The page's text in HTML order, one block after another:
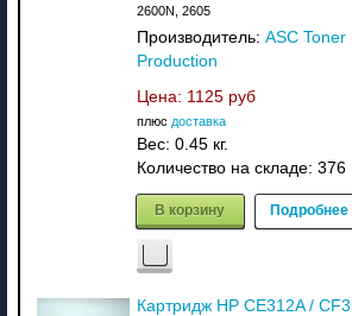
2600N, 2605
Производитель: ASC Toner
Production
Цена: 1125 руб
плюс доставка
Вес: 0.45 кг.
Количество на складе: 376
В корзину Подробнее
Картридж HP CE312A /